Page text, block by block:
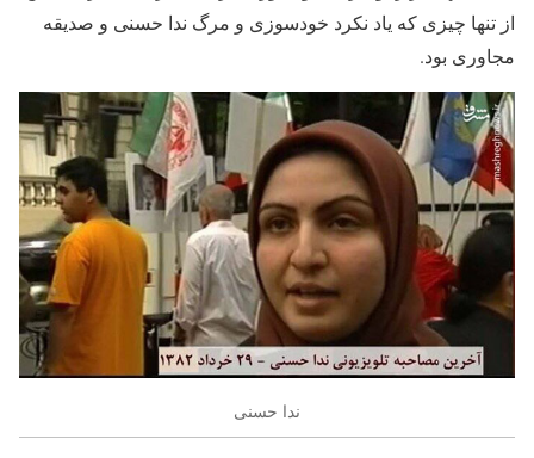
از تنها چیزی که یاد نکرد خودسوزی و مرگ ندا حسنی و صدیقه
مجاوری بود.
ندا حسنی